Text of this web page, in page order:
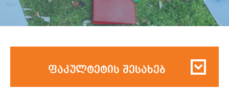
ფაკულტეტის შესახებ